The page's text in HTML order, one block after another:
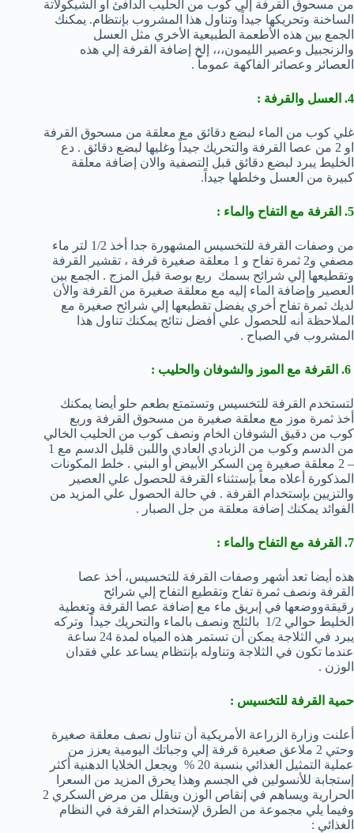
من مسحوق القرفة إلي كوب من الحليب الدافئ أو الشيكولاتة
الساخنة وتحريكها جيداً وتناول هذا المشروب بإنتظام. يمكنك
الجمع بين هذه الأطعمة الطبيعية الأخري مثل العسل
والزنجبيل وعصير الليمون،،، إلخ إضافة القرفة إلي هذه
العصائر وعصائر الفاكهة عموماً .
4. العسل والقرفة :
غلي كوب من الماء لبضع دقائق مع معلقة من مسحوق القرفة
او 2 من عصا القرفة والتحريك جيداً وغليها لبضع دقائق . دع
الخليط يبرد لبضع دقائق قبل التصفية والان إضافة معلقة
كبيرة من العسل وخلطها جيداً.
5. القرفة مع التفاح والماء :
من وصفات القرفة للتخسيس المشهورة جدا أخذ 1/2 لتر ماء
مصفي و2 ثمرة تفاح و 1 معلقة صغيرة قرفة ، تقشير القرفة
وتقطيعها إلي شرائح بسمك ربع بوصة قبل المزج . الجمع بين
العصير وإضافة الماء إليه مع معلقة صغيرة من القرفة والأن
لديك ثمرة تفاح أخري يفضل تقطيعها إلي شرائح صغيرة مع
الملاحظة أنه للحصول علي أفضل نتائج يمكنك تناول هذا
المشروب في الصباح .
لتستخدم القرفة للتخسيس وتستمتع بطعم حلو أيضا يمكنك
أخذ ثمرة موز مع معلقة صغيرة من مسحوق القرفة وربع
كوب من دقيق الشوفان الخام ونصف كوب من الحليب الخالي
من الدسم وكوب من الزبادي العادي واللبن قليل الدسم مع 1
– 2 معلقة صغيرة من السكر الأبيض أو البني . خلط المكونات
المذكورة أعلاه معاً بإستثناء القرفة للحصول علي العصير
والتزيين بإستخدام القرفة . في حالة الحصول علي المزيد من
الفوائد يمكنك إضافة معلقة من جل الصبار .
7. القرفة مع التفاح والماء :
هذه أيضا تعد أشهر وصفات القرفة للتخسيس، أخذ عصا
القرفة ونصف ثمرة تفاح وتقطيع التفاح إلي شرائح
رقيقةووضعها في إبريق ماء مع إضافة عصا القرفة وتغطية
الخليط حوالي 1/2 بالثلج ونصف بالماء والتحريك جيداً وتركه
يبرد في الثلاجة يمكن أن تستمر هذه المياه لمدة 24 ساعة
عندما تكون في الثلاجة وتناوله بإنتظام يساعد علي فقدان
الوزن .
حمية القرفة للتخسيس :
أعلنت وزارة الزراعة الأمريكية أن تناول نصف معلقة صغيرة
وحتي 2 ملاعق صغيرة قرفة إلي وجباتك اليومية يعزز من
عملية التمثيل الغذائي بنسبة 20 % ويجعل الخلايا الدهنية أكثر
إستجابة للأنسولين في الجسم وهذا يحرق المزيد من السعرا
الحرارية ويساهم في إنقاص الوزن ويقلل من مرض السكري 2
وفيما يلي مجموعة من الطرق لإستخدام القرفة في النظام
الغذائي :